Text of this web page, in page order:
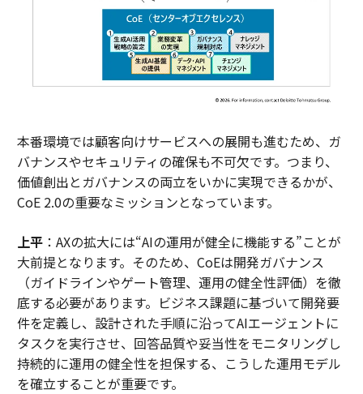
本番環境では顧客向けサービスへの展開も進むため、ガ
バナンスやセキュリティの確保も不可欠です。つまり、
価値創出とガバナンスの両立をいかに実現できるかが、
CoE 2.0の重要なミッションとなっています。
上平：AXの拡大には“AIの運用が健全に機能する”ことが
大前提となります。そのため、CoEは開発ガバナンス
（ガイドラインやゲート管理、運用の健全性評価）を徹
底する必要があります。ビジネス課題に基づいて開発要
件を定義し、設計された手順に沿ってAIエージェントに
タスクを実行させ、回答品質や妥当性をモニタリングし
持続的に運用の健全性を担保する、こうした運用モデル
を確立することが重要です。